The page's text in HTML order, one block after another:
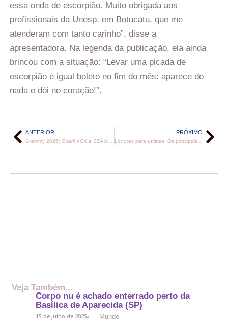
essa onda de escorpião. Muito obrigada aos
profissionais da Unesp, em Botucatu, que me
atenderam com tanto carinho”, disse a
apresentadora. Na legenda da publicação, ela ainda
brincou com a situação: “Levar uma picada de
escorpião é igual boleto no fim do mês: aparece do
nada e dói no coração!”.
ANTERIOR PRÓXIMO
Londres para turistas: Os principais atrativos da capital inglesa
Veja Também...
Corpo nu é achado enterrado perto da
Basílica de Aparecida (SP)
15 de julho de 2025 Mundo